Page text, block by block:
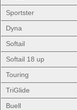
Sportster
Dyna
Softail
Softail 18 up
Touring
TriGlide
Buell